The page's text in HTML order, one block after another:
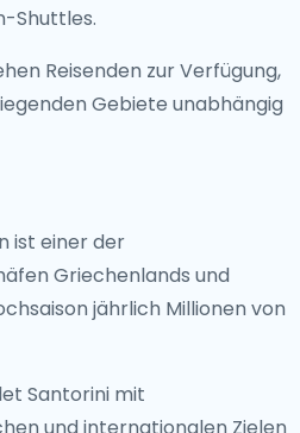
Shuttles.
Reisenden zur Verfügung,
Gebiete unabhängig
ist einer der
Griechenlands und
jährlich Millionen von
Santorini mit